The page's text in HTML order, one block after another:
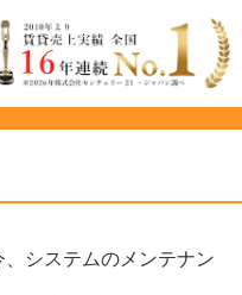
システムのメンテナン